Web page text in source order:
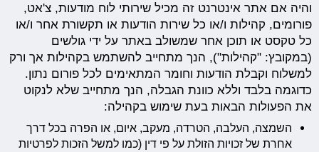
והיה אם אתר אינטרנט זה מכיל שירותי לוח מודעות, צ'אט,
פורומים, קהילות ו/או כל שירות הודעות או תקשורת אחר ו/או
כל טקסט או תוכן אחר שמשולב באתר על ידי גולשים
(במקובץ: "קהילות"), הנך מתחייב להשתמש בקהילות אך ורק
למשלוח וקבלת הודעות וחומר המתאימים לכל פורום נתון.
כדוגמה בלבד וללא כוונת הגבלה, הנך מתחייב שלא לנקוט
את הפעולות הבאות בעת שימוש בקהילה:
השמצה, העלבה, הטרדה, מעקב, איום, או הפרה בכל דרך
אחרת של זכויות הזולת על פי דין (כמו למשל הזכות לפרטיות